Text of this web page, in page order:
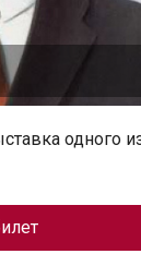
одного